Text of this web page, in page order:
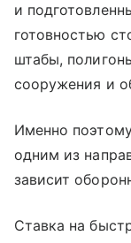
и
готовностью
штабы,
сооружения и
Именно
одним из
зависит
Ставка на